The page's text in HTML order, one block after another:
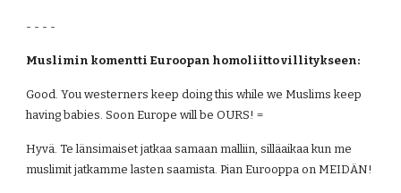
- - - -
Muslimin komentti Euroopan homoliitto villitykseen:
Good. You westerners keep doing this while we Muslims keep
having babies. Soon Europe will be OURS! =
Hyvä. Te länsimaiset jatkaa samaan malliin, silläaikaa kun me